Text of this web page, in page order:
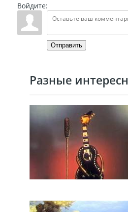
Войдите:
Отправить
Разные